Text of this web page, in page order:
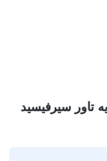
تاور سيرفيسيد